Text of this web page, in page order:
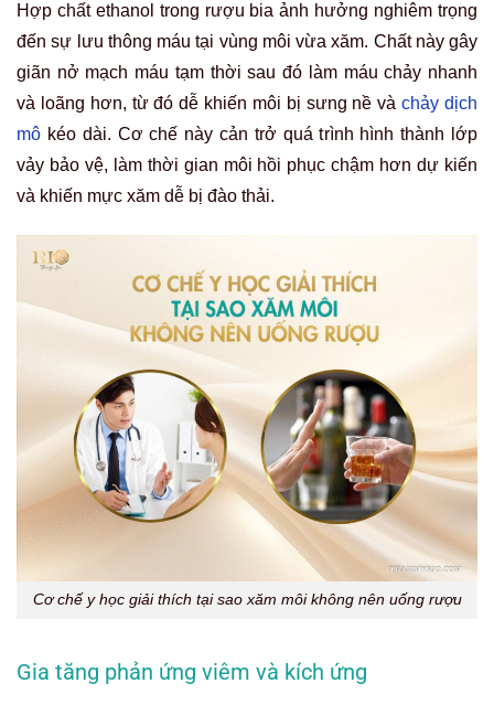
Hợp chất ethanol trong rượu bia ảnh hưởng nghiêm trọng
đến sự lưu thông máu tại vùng môi vừa xăm. Chất này gây
giãn nở mạch máu tạm thời sau đó làm máu chảy nhanh
và loãng hơn, từ đó dễ khiến môi bị sưng nề vàchảy dịch
mô kéo dài. Cơ chế này cản trở quá trình hình thành lớp
vảy bảo vệ, làm thời gian môi hồi phục chậm hơn dự kiến
và khiến mực xăm dễ bị đào thải.
Cơ chế y học giải thích tại sao xăm môi không nên uống rượu
Gia tăng phản ứng viêm và kích ứng